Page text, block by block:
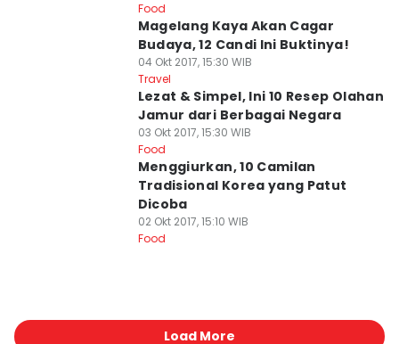
Food
Magelang Kaya Akan Cagar
Budaya, 12 Candi Ini Buktinya!
04 Okt 2017, 15:30 WIB
Travel
Lezat & Simpel, Ini 10 Resep Olahan
Jamur dari Berbagai Negara
03 Okt 2017, 15:30 WIB
Food
Menggiurkan, 10 Camilan
Tradisional Korea yang Patut
Dicoba
02 Okt 2017, 15:10 WIB
Food
Load More